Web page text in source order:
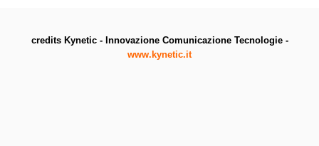
credits Kynetic - Innovazione Comunicazione Tecnologie -
www.kynetic.it